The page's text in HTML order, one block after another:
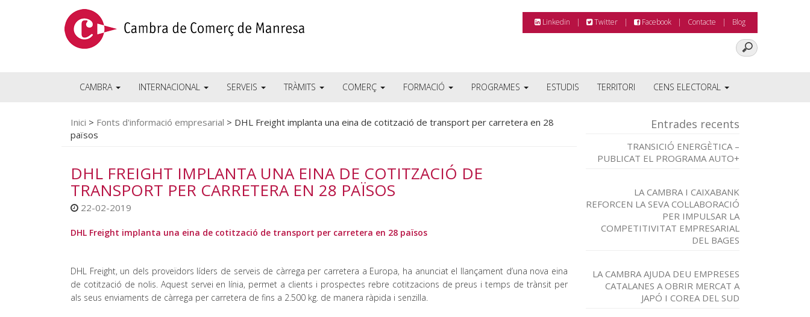
Linkedin Twitter Facebook Contacte Blog
CAMBRA INTERNACIONAL SERVEIS TRÀMITS COMERÇ FORMACIÓ PROGRAMES ESTUDIS TERRITORI CENS ELECTORAL
Inici > Fonts d'informació empresarial > DHL Freight implanta una eina de cotització de transport per carretera en 28
països
DHL FREIGHT IMPLANTA UNA EINA DE COTITZACIÓ DE
TRANSPORT PER CARRETERA EN 28 PAÏSOS
22-02-2019
DHL Freight implanta una eina de cotització de transport per carretera en 28 països
DHL Freight, un dels proveïdors líders de serveis de càrrega per carretera a Europa, ha anunciat el llançament d’una nova eina
de cotització de nolis. Aquest servei en línia, permet a clients i prospectes rebre cotitzacions de preus i temps de trànsit per
als seus enviaments de càrrega per carretera de fins a 2.500 kg. de manera ràpida i senzilla.
Entrades recents
TRANSICIÓ ENERGÈTICA –
PUBLICAT EL PROGRAMA AUTO+
LA CAMBRA I CAIXABANK
REFORCEN LA SEVA COL·LABORACIÓ
PER IMPULSAR LA
COMPETITIVITAT EMPRESARIAL
DEL BAGES
LA CAMBRA AJUDA DEU EMPRESES
CATALANES A OBRIR MERCAT A
JAPÓ I COREA DEL SUD